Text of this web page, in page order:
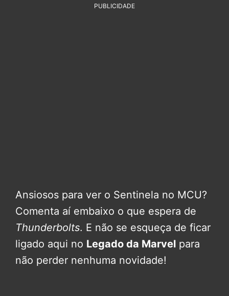
PUBLICIDADE
Ansiosos para ver o Sentinela no MCU?
Comenta aí embaixo o que espera de
Thunderbolts. E não se esqueça de ficar
ligado aqui no Legado da Marvel para
não perder nenhuma novidade!